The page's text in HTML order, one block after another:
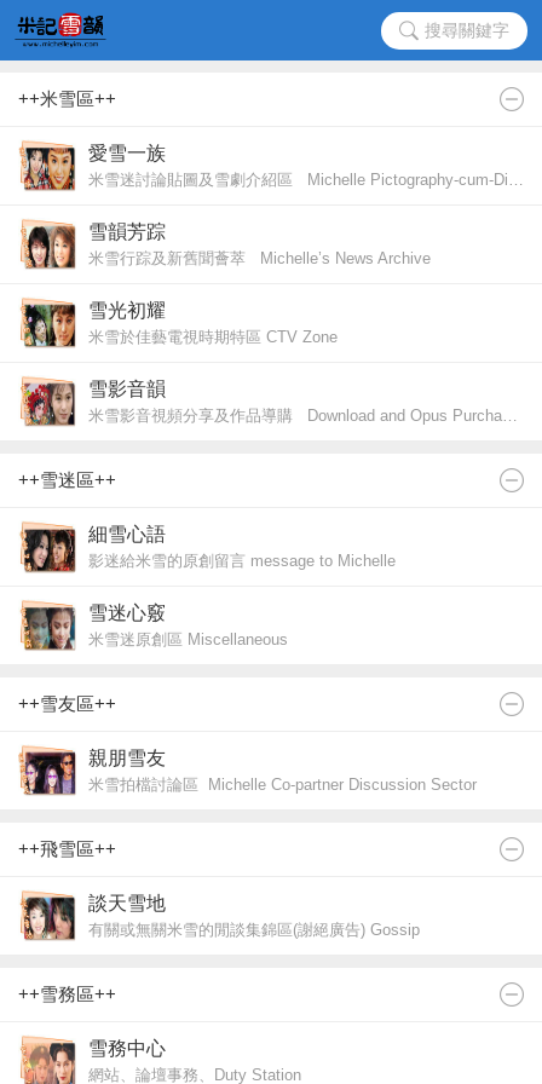
搜尋關鍵字
++米雪區++
愛雪一族
米雪迷討論貼圖及雪劇介紹區 Michelle Pictography-cum-Discussion Sector
雪韻芳踪
米雪行踪及新舊聞薈萃 Michelle’s News Archive
雪光初耀
米雪於佳藝電視時期特區 CTV Zone
雪影音韻
米雪影音視頻分享及作品導購 Download and Opus Purchases
++雪迷區++
細雪心語
影迷給米雪的原創留言 message to Michelle
雪迷心竅
米雪迷原創區 Miscellaneous
++雪友區++
親朋雪友
米雪拍檔討論區 Michelle Co-partner Discussion Sector
++飛雪區++
談天雪地
有關或無關米雪的閒談集錦區(謝絕廣告) Gossip
++雪務區++
雪務中心
網站、論壇事務、Duty Station